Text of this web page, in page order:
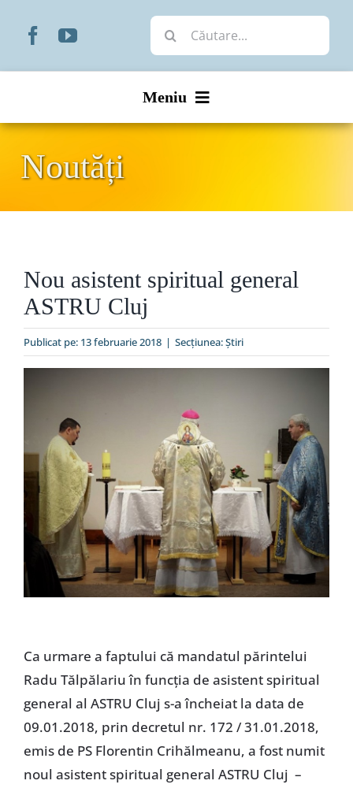
Cautare...
Meniu
Organizare
Liturgic
Special
Noutăți
Nou asistent spiritual general
ASTRU Cluj
Publicat pe: 13 februarie 2018 | Secțiunea:Ştiri
Ca urmare a faptului că mandatul părintelui
Radu Tălpălariu în funcția de asistent spiritual
general al ASTRU Cluj s-a încheiat la data de
09.01.2018, prin decretul nr. 172 / 31.01.2018,
emis de PS Florentin Crihălmeanu, a fost numit
noul asistent spiritual general ASTRU Cluj –